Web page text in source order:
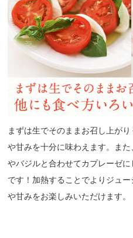
まずは生でそのままお召し上が
や甘みを十分に味わえます。ま
やバジルと合わせてカプレーゼ
です！加熱することでよりジュ
や甘みをお楽しみいただけます。